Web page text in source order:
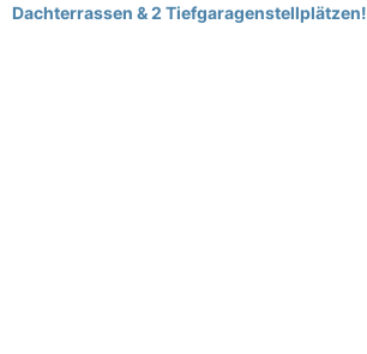
Dachterrassen & 2 Tiefgaragenstellplätzen!